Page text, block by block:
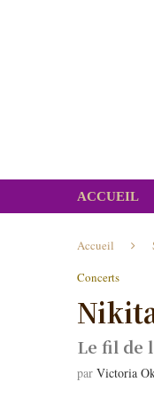
ACCUEIL
Accueil
Concerts
Le fil de
par Victoria